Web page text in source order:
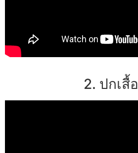
2. ปกเสื้อ